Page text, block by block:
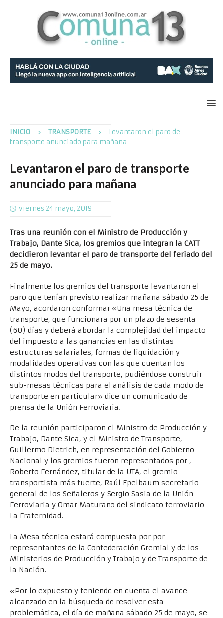
INICIO TRANSPORTE
Levantaron el paro de
transporte anunciado para mañana
Levantaron el paro de transporte
anunciado para mañana
viernes 24 mayo, 2019
Tras una reunión con el Ministro de Producción y
Trabajo, Dante Sica, los gremios que integran la CATT
decidieron levantar el paro de transporte del feriado del
25 de mayo.
Finalmente los gremios del transporte levantaron el
paro que tenían previsto realizar mañana sábado 25 de
Mayo, acordaron conformar «Una mesa técnica de
transporte, que funcionara por un plazo de sesenta
(60) días y deberá abordar la complejidad del impacto
del impuesto a las ganancias en las distintas
estructuras salariales, formas de liquidación y
modalidades operativas con las que cuentan los
distintos modos del transporte, pudiéndose construir
sub-mesas técnicas para el análisis de cada modo de
transporte en particular» dice un comunicado de
prensa de la Unión Ferroviaria.
De la reunión participaron el Ministro de Producción y
Trabajo, Dante Sica, y el Ministro de Transporte,
Guillermo Dietrich, en representación del Gobierno
Nacional y los gremios fueron representados por ,
Roberto Fernández, titular de la UTA, el gremio
transportista más fuerte, Raúl Epelbaum secretario
general de los Señaleros y Sergio Sasia de la Unión
Ferroviaria y Omar Maturano del sindicato ferroviario
La Fraternidad.
La Mesa técnica estará compuesta por por
representantes de la Confederación Gremial y de los
Ministerios de Producción y Trabajo y de Transporte de
la Nación.
«Por lo expuesto y teniendo en cuenta el avance
alcanzado en la búsqueda de resolver esta
problemática, el día de mañana sábado 25 de mayo, se